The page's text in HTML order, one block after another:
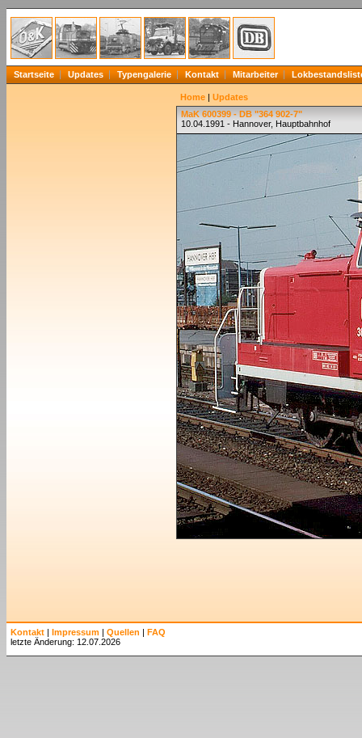
Startseite Updates Typengalerie Kontakt Mitarbeiter
Home | Updates
MaK 600399 - DB "364 902-7"
10.04.1991 - Hannover, Hauptbahnhof
Kontakt | Impressum | Quellen | FAQ
letzte Änderung: 12.07.2026